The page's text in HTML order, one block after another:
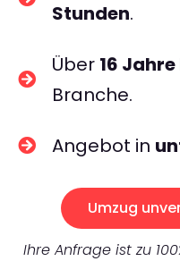
Stunden.
Über 16
Branche.
Angebot in
Umzug
Ihre Anfrage ist zu